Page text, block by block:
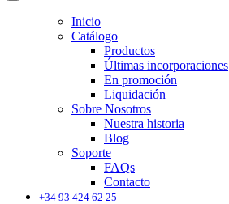
Inicio
Catálogo
Productos
Últimas incorporaciones
En promoción
Liquidación
Sobre Nosotros
Nuestra historia
Blog
Soporte
FAQs
Contacto
+34 93 424 62 25